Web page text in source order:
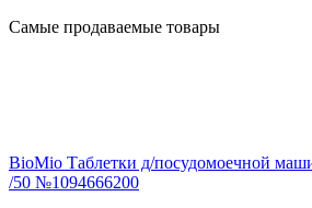
Самые продаваемые товары
BioMio Таблетки д/посудомоечной
/50 №1094666200